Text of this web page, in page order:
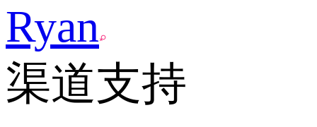
Ryan
渠道支持